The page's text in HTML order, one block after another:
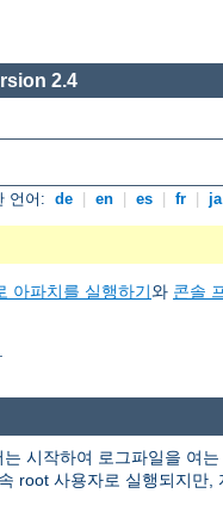
2.4
언어: de en es fr ja
아파치를 실행하기와 콘솔
시작하여 로그파일을 여는
root 사용자로 실행되지만,